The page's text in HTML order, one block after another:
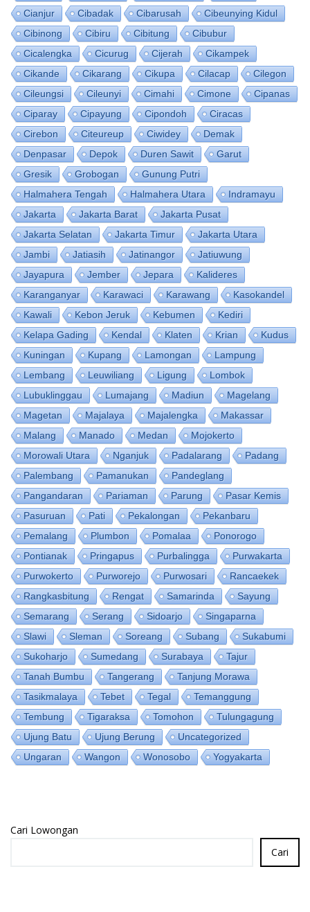
Cianjur
Cibadak Cibarusah
Cibeunying Kidul
Cibinong
Cibiru Cibitung
Cibubur
Cicalengka
Cicurug Cijerah
Cikampek
Cikande
Cikarang Cikupa Cilacap
Cilegon
Cileungsi
Cileunyi Cimahi Cimone
Cipanas
Ciparay
Cipayung Cipondoh
Ciracas
Cirebon
Citeureup Ciwidey
Demak
Denpasar
Depok Duren Sawit
Garut
Gresik
Grobogan
Gunung Putri
Halmahera Tengah
Halmahera Utara
Indramayu
Jakarta
Jakarta Barat
Jakarta Pusat
Jakarta Selatan
Jakarta Timur
Jakarta Utara
Jambi
Jatiasih Jatinangor
Jatiuwung
Jayapura
Jember Jepara
Kalideres
Karanganyar
Karawaci Karawang
Kasokandel
Kawali
Kebon Jeruk Kebumen
Kediri
Kelapa Gading
Kendal Klaten Krian
Kudus
Kuningan
Kupang Lamongan
Lampung
Lembang
Leuwiliang Ligung
Lombok
Lubuklinggau
Lumajang Madiun
Magelang
Magetan
Majalaya Majalengka
Makassar
Malang
Manado Medan
Mojokerto
Morowali Utara
Nganjuk Padalarang
Padang
Palembang
Pamanukan
Pandeglang
Pangandaran
Pariaman Parung
Pasar Kemis
Pasuruan
Pati Pekalongan
Pekanbaru
Pemalang
Plumbon Pomalaa
Ponorogo
Pontianak
Pringapus Purbalingga
Purwakarta
Purwokerto
Purworejo Purwosari
Rancaekek
Rangkasbitung
Rengat Samarinda
Sayung
Semarang
Serang Sidoarjo
Singaparna
Slawi
Sleman Soreang Subang
Sukabumi
Sukoharjo
Sumedang Surabaya
Tajur
Tanah Bumbu
Tangerang
Tanjung Morawa
Tasikmalaya
Tebet Tegal
Temanggung
Tembung
Tigaraksa Tomohon
Tulungagung
Ujung Batu
Ujung Berung
Uncategorized
Ungaran
Wangon Wonosobo Yogyakarta
Cari Lowongan
Cari